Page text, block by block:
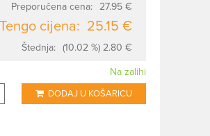
Preporučena cena: 27.95 €
Tengo cijena: 25.15 €
Štednja: (10.02 %) 2.80 €
Na zalihi
DODAJ U KOŠARICU